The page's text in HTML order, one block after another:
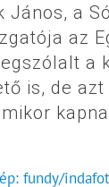
János, a
az
a
is, de